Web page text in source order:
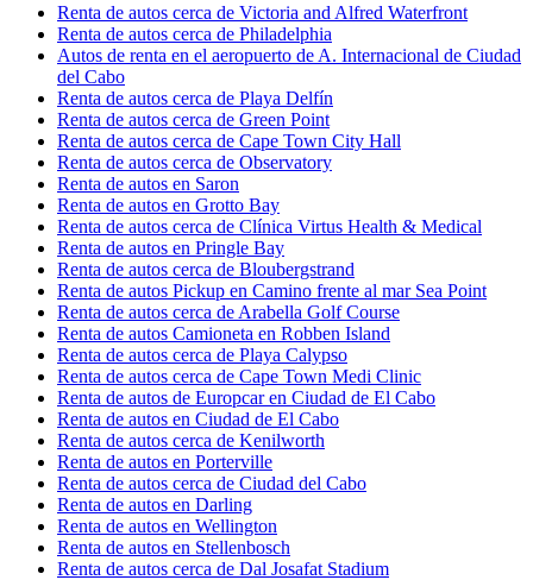
Renta de autos cerca de Victoria and Alfred Waterfront
Renta de autos cerca de Philadelphia
Autos de renta en el aeropuerto de A. Internacional de Ciudad
del Cabo
Renta de autos cerca de Playa Delfín
Renta de autos cerca de Green Point
Renta de autos cerca de Cape Town City Hall
Renta de autos cerca de Observatory
Renta de autos en Saron
Renta de autos en Grotto Bay
Renta de autos cerca de Clínica Virtus Health & Medical
Renta de autos en Pringle Bay
Renta de autos cerca de Bloubergstrand
Renta de autos Pickup en Camino frente al mar Sea Point
Renta de autos cerca de Arabella Golf Course
Renta de autos Camioneta en Robben Island
Renta de autos cerca de Playa Calypso
Renta de autos cerca de Cape Town Medi Clinic
Renta de autos de Europcar en Ciudad de El Cabo
Renta de autos en Ciudad de El Cabo
Renta de autos cerca de Kenilworth
Renta de autos en Porterville
Renta de autos cerca de Ciudad del Cabo
Renta de autos en Darling
Renta de autos en Wellington
Renta de autos en Stellenbosch
Renta de autos cerca de Dal Josafat Stadium